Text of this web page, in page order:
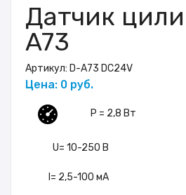
Датчик
A73
Артикул: D-A73 DC24V
Цена: 0 руб.
P = 2,8 Вт
U= 10-250 В
I= 2,5-100 мА